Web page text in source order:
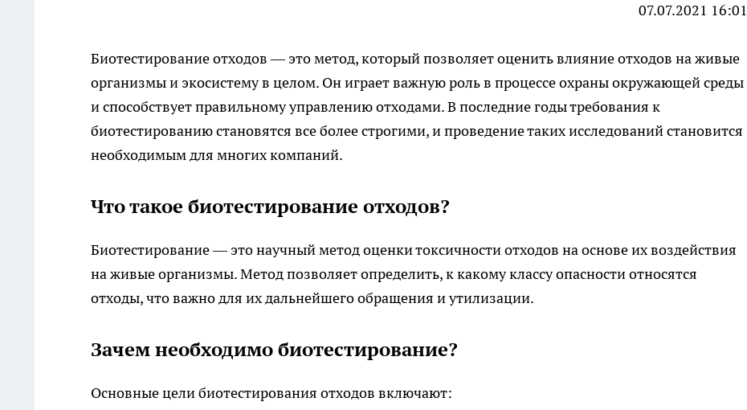
07.07.2021 16:01
Биотестирование отходов — это метод, который позволяет оценить влияние отходов на живые
организмы и экосистему в целом. Он играет важную роль в процессе охраны окружающей среды
и способствует правильному управлению отходами. В последние годы требования к
биотестированию становятся все более строгими, и проведение таких исследований становится
необходимым для многих компаний.
Что такое биотестирование отходов?
Биотестирование — это научный метод оценки токсичности отходов на основе их воздействия
на живые организмы. Метод позволяет определить, к какому классу опасности относятся
отходы, что важно для их дальнейшего обращения и утилизации.
Зачем необходимо биотестирование?
Основные цели биотестирования отходов включают: